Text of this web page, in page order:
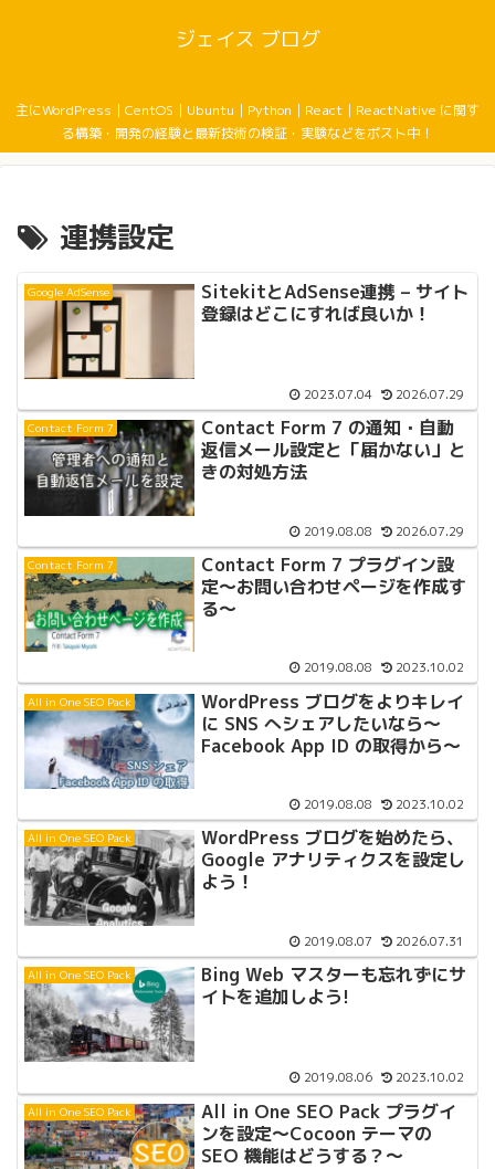
ジェイス ブログ
主にWordPress｜CentOS｜Ubuntu｜Python｜React｜ReactNative に関す
る構築・開発の経験と最新技術の検証・実験などをポスト中！
連携設定
Google AdSense
SitekitとAdSense連携 – サイト
登録はどこにすれば良いか！
2023.07.04 2026.07.29
Contact Form 7
Contact Form 7 の通知・自動
返信メール設定と「届かない」と
きの対処方法
2019.08.08 2026.07.29
Contact Form 7
Contact Form 7 プラグイン設
定〜お問い合わせページを作成す
る〜
2019.08.08 2023.10.02
All in One SEO Pack
WordPress ブログをよりキレイ
に SNS へシェアしたいなら〜
Facebook App ID の取得から〜
2019.08.08 2023.10.02
All in One SEO Pack
WordPress ブログを始めたら、
Google アナリティクスを設定し
よう！
2019.08.07 2026.07.31
All in One SEO Pack
Bing Web マスターも忘れずにサ
イトを追加しよう!
2019.08.06 2023.10.02
All in One SEO Pack
All in One SEO Pack プラグイ
ンを設定〜Cocoon テーマの
SEO 機能はどうする？〜